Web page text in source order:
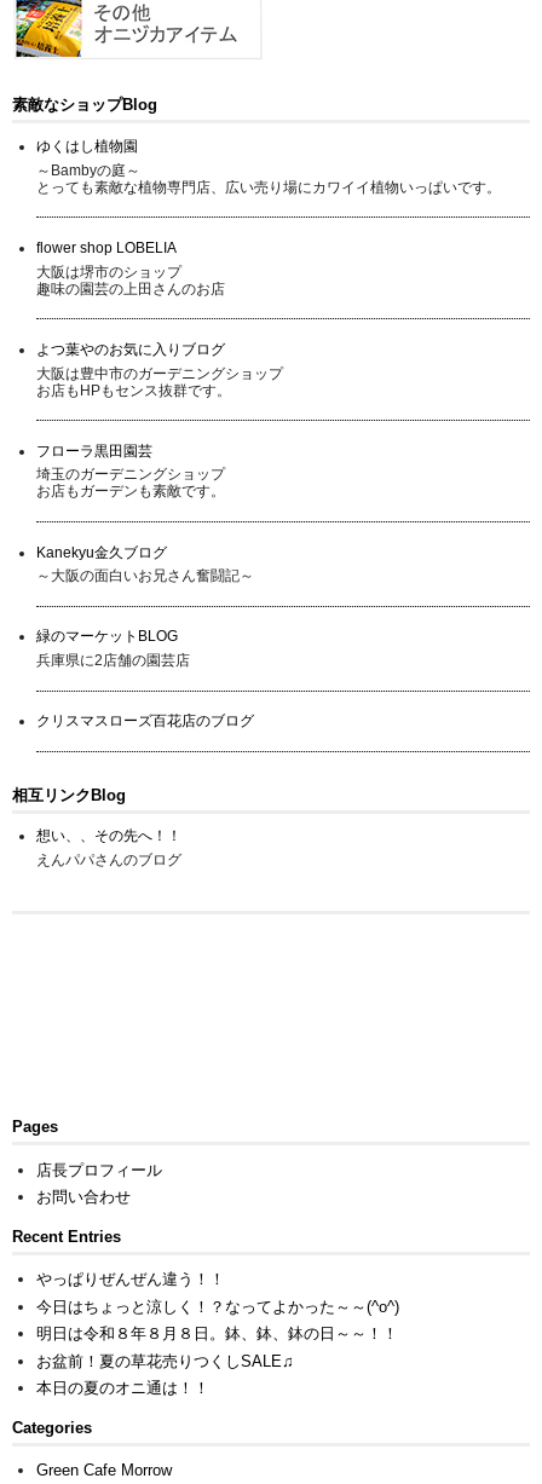
素敵なショップBlog
ゆくはし植物園
～Bambyの庭～
とっても素敵な植物専門店、広い売り場にカワイイ植物いっぱいです。
flower shop LOBELIA
大阪は堺市のショップ
趣味の園芸の上田さんのお店
よつ葉やのお気に入りブログ
大阪は豊中市のガーデニングショップ
お店もHPもセンス抜群です。
フローラ黒田園芸
埼玉のガーデニングショップ
お店もガーデンも素敵です。
Kanekyu金久ブログ
～大阪の面白いお兄さん奮闘記～
緑のマーケットBLOG
兵庫県に2店舗の園芸店
クリスマスローズ百花店のブログ
相互リンクBlog
想い、、その先へ！！
えんパパさんのブログ
Pages
店長プロフィール
お問い合わせ
Recent Entries
やっぱりぜんぜん違う！！
今日はちょっと涼しく！？なってよかった～～(^o^)
明日は令和８年８月８日。鉢、鉢、鉢の日～～！！
お盆前！夏の草花売りつくしSALE♫
本日の夏のオニ通は！！
Categories
Green Cafe Morrow